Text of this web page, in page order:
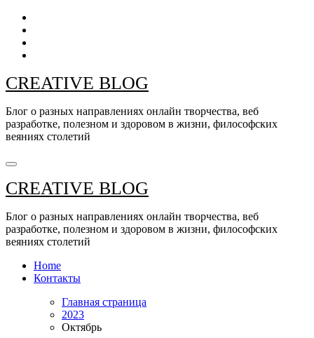
Перейти
содержанию
CREATIVE BLOG
Блог о разных направлениях онлайн творчества, веб
разработке, полезном и здоровом в жизни, философских
веяниях столетий
CREATIVE BLOG
Блог о разных направлениях онлайн творчества, веб
разработке, полезном и здоровом в жизни, философских
веяниях столетий
Home
Контакты
Главная страница
2023
Октябрь